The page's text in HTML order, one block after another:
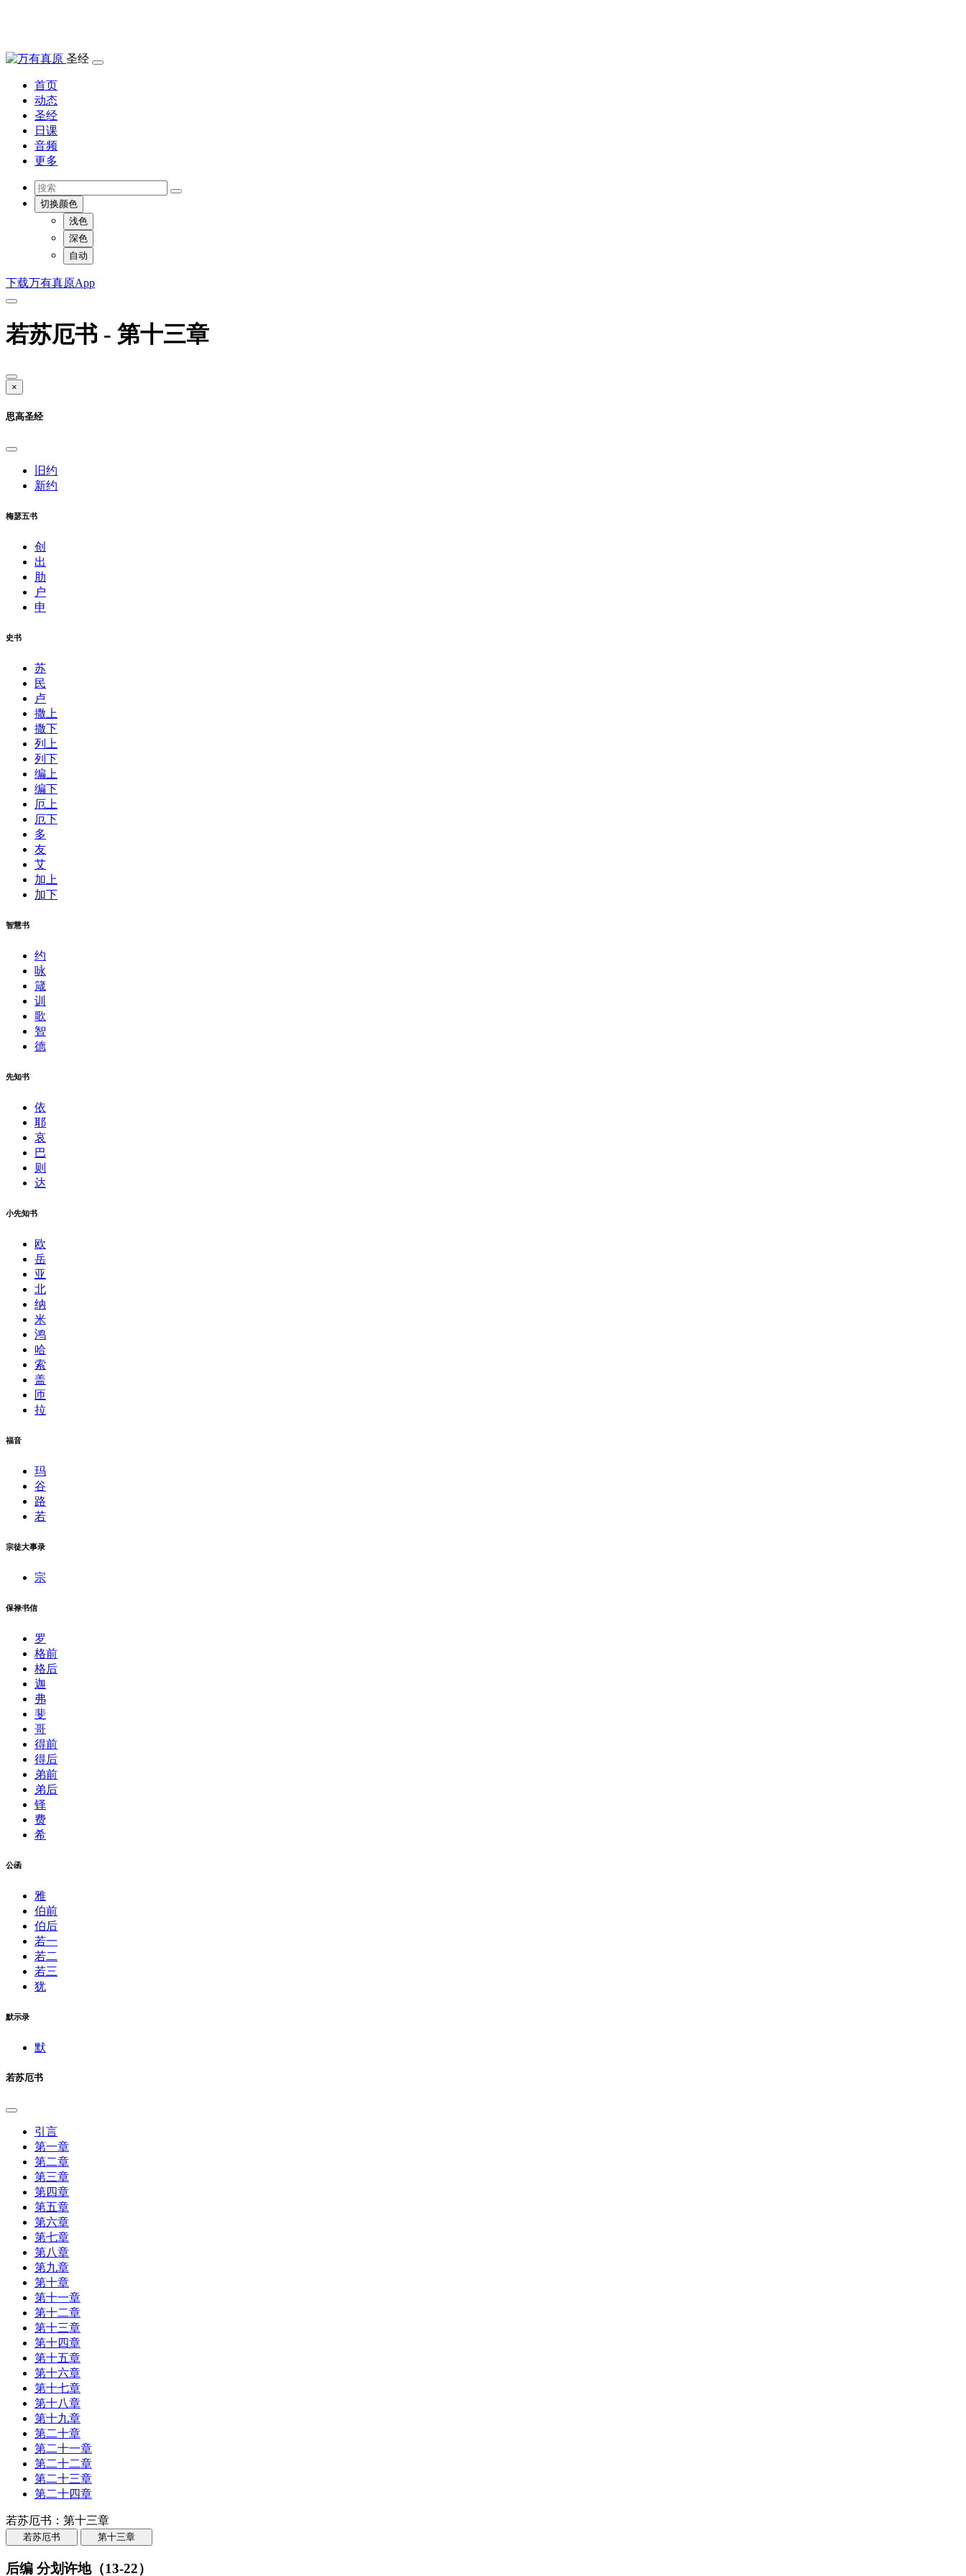
圣经
首页
动态
圣经
日课
音频
更多
切换颜色
浅色
深色
自动
下载万有真原App
若苏厄书 - 第十三章
×
思高圣经
旧约
新约
梅瑟五书
创
出
肋
户
申
史书
苏
民
卢
撒上
撒下
列上
列下
编上
编下
厄上
厄下
多
友
艾
加上
加下
智慧书
约
咏
箴
训
歌
智
德
先知书
依
耶
哀
巴
则
达
小先知书
欧
岳
亚
北
纳
米
鸿
哈
索
盖
匝
拉
福音
玛
谷
路
若
宗徒大事录
宗
保禄书信
罗
格前
格后
迦
弗
斐
哥
得前
得后
弟前
弟后
铎
费
希
公函
雅
伯前
伯后
若一
若二
若三
犹
默示录
默
若苏厄书
引言
第一章
第二章
第三章
第四章
第五章
第六章
第七章
第八章
第九章
第十章
第十一章
第十二章
第十三章
第十四章
第十五章
第十六章
第十七章
第十八章
第十九章
第二十章
第二十一章
第二十二章
第二十三章
第二十四章
若苏厄书：第十三章
若苏厄书 第十三章
后编 分划许地（13-22）